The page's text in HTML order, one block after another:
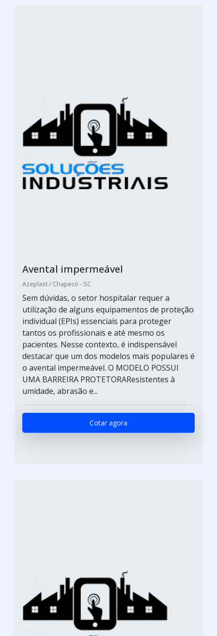
Avental impermeável
Azeplast / Chapecó - SC
Sem dúvidas, o setor hospitalar requer a
utilização de alguns equipamentos de proteção
individual (EPIs) essenciais para proteger
tantos os profissionais e até mesmo os
pacientes. Nesse contexto, é indispensável
destacar que um dos modelos mais populares é
o avental impermeável. O MODELO POSSUI
UMA BARREIRA PROTETORAResistentes à
umidade, abrasão e...
Cotar agora